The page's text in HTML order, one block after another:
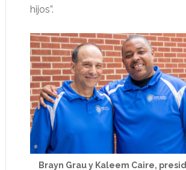
hijos”.
Brayn Grau y Kaleem Caire,